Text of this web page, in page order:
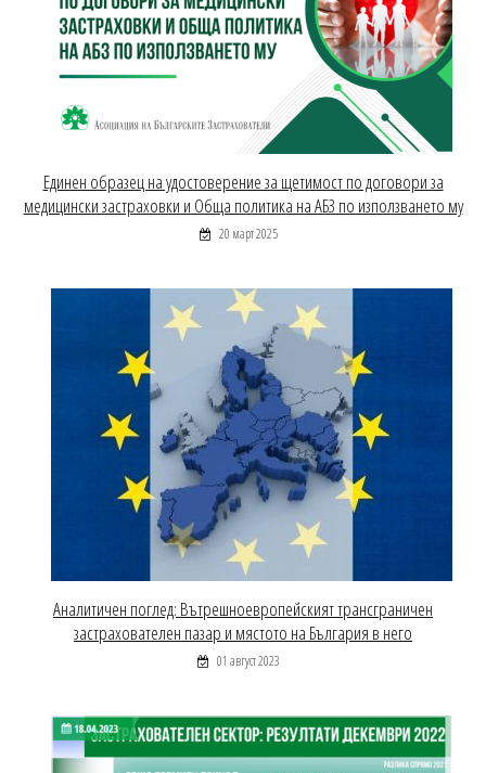
Единен образец на удостоверение за щетимост по договори за
медицински застраховки и Обща политика на АБЗ по използването му
20 март 2025
Аналитичен поглед: Вътрешноевропейският трансграничен
застрахователен пазар и мястото на България в него
01 август 2023